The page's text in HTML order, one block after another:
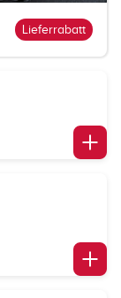
Lieferrabatt